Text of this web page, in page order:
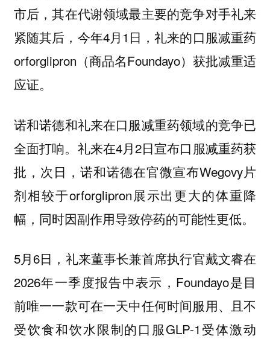
市后，其在代谢领域最主要的竞争对手礼来
紧随其后，今年4月1日，礼来的口服减重药
orforglipron（商品名Foundayo）获批减重适
应证。
诺和诺德和礼来在口服减重药领域的竞争已
全面打响。礼来在4月2日宣布口服减重药获
批，次日，诺和诺德在官微宣布Wegovy片
剂相较于orforglipron展示出更大的体重降
幅，同时因副作用导致停药的可能性更低。
5月6日，礼来董事长兼首席执行官戴文睿在
2026年一季度报告中表示，Foundayo是目
前唯一一款可在一天中任何时间服用、且不
受饮食和饮水限制的口服GLP-1受体激动